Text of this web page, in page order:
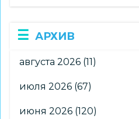
АРХИВ
августа 2026 (11)
июля 2026 (67)
июня 2026 (120)